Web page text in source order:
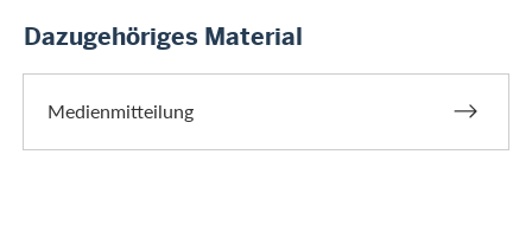
Dazugehöriges Material
Medienmitteilung